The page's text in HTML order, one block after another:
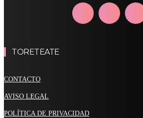
TORETEATE
CONTACTO
AVISO LEGAL
POLÍTICA DE PRIVACIDAD